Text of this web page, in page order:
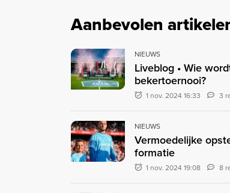
Aanbevolen
NIEUWS
Liveblog • Wie
bekertoernooi?
1 nov. 2024 16:33 3
NIEUWS
Vermoedelijke
formatie
1 nov. 2024 19:08 8